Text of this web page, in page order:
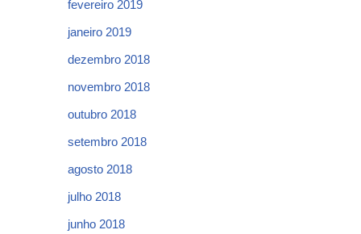
fevereiro 2019
janeiro 2019
dezembro 2018
novembro 2018
outubro 2018
setembro 2018
agosto 2018
julho 2018
junho 2018